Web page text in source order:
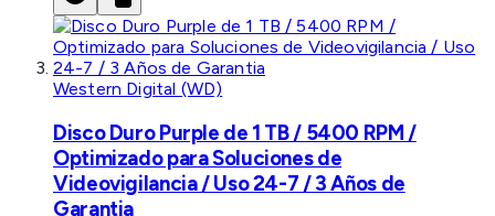
Western Digital (WD)
Disco Duro Purple de 1 TB / 5400 RPM /
Optimizado para Soluciones de
Videovigilancia / Uso 24-7 / 3 Años de
Garantia